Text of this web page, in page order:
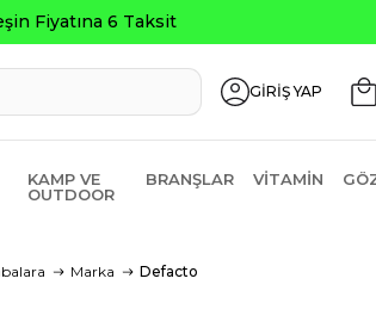
Fiyatına 6 Taksit
GİRİŞ YAP
KAMP VE
OUTDOOR
BRANŞLAR VITAMIN
Marka Defacto